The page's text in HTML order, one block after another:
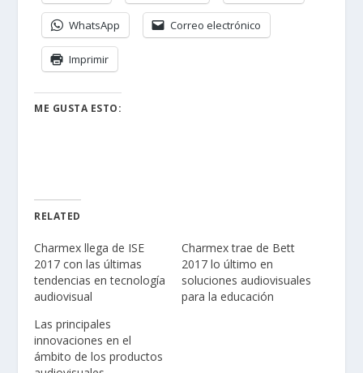
WhatsApp Correo electrónico
Imprimir
ME GUSTA ESTO:
RELATED
Charmex llega de ISE
2017 con las últimas
tendencias en tecnología
audiovisual
Charmex trae de Bett
2017 lo último en
soluciones audiovisuales
para la educación
Las principales
innovaciones en el
ámbito de los productos